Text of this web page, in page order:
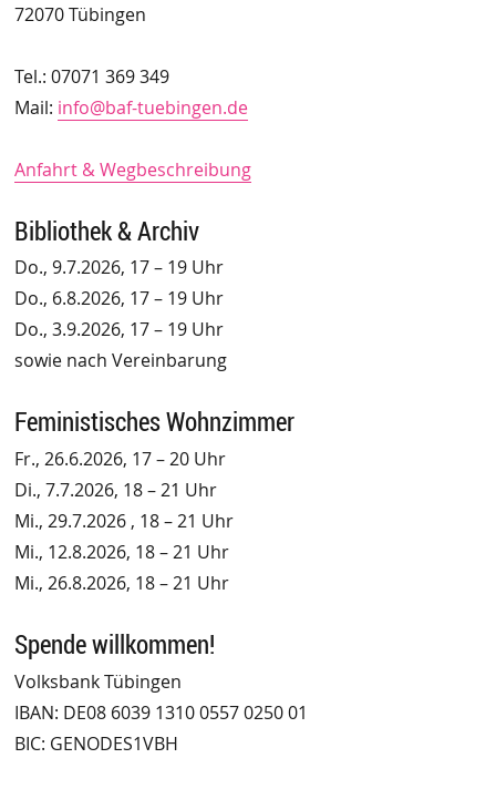
72070 Tübingen
Tel.: 07071 369 349
Mail: info@baf-tuebingen.de
Anfahrt & Wegbeschreibung
Bibliothek & Archiv
Do., 9.7.2026, 17 – 19 Uhr
Do., 6.8.2026, 17 – 19 Uhr
Do., 3.9.2026, 17 – 19 Uhr
sowie nach Vereinbarung
Feministisches Wohnzimmer
Fr., 26.6.2026, 17 – 20 Uhr
Di., 7.7.2026, 18 – 21 Uhr
Mi., 29.7.2026 , 18 – 21 Uhr
Mi., 12.8.2026, 18 – 21 Uhr
Mi., 26.8.2026, 18 – 21 Uhr
Spende willkommen!
Volksbank Tübingen
IBAN: DE08 6039 1310 0557 0250 01
BIC: GENODES1VBH